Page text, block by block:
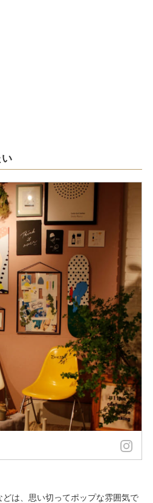
は、思い切ってポップな雰囲気で